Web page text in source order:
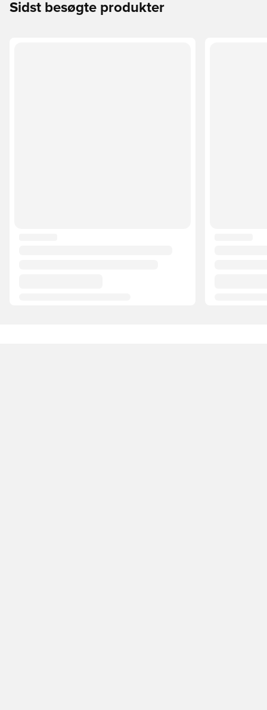
Sidst besøgte produkter